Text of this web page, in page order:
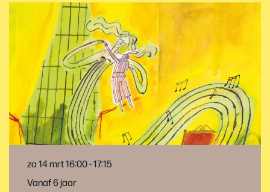
Vanaf 6 jaar
za 14 mrt16:00 - 17:15